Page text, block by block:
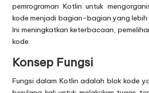
pemrograman Kotlin untuk
kode menjadi bagian-bagian yang lebih
Ini meningkatkan keterbacaan,
kode.
Konsep Fungsi
Fungsi dalam Kotlin adalah blok kode